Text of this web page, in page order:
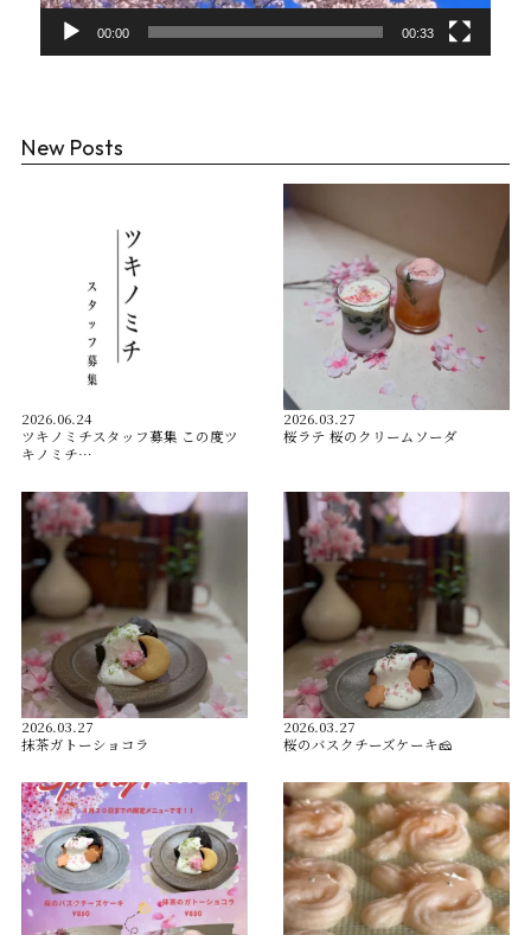
00:00 00:33
New Posts
2026.06.24
ツキノミチスタッフ募集 この度ツ
キノミチ…
2026.03.27
桜ラテ 桜のクリームソーダ
2026.03.27
抹茶ガトーショコラ
2026.03.27
桜のバスクチーズケーキ🧀